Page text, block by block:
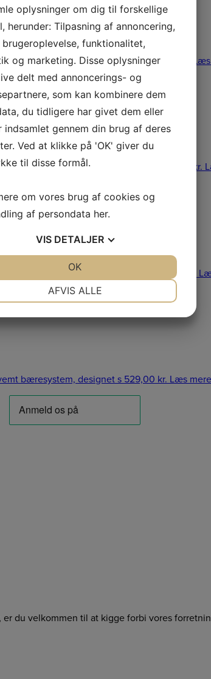
batteribælte med kom529,00
X-FLEX
bæresystem og giver profess kr.
ergonomisk, komfortabel og let s 699,00
bæresystem, designet s 529,00 kr. Læs mere
du velkommen til at kigge forbi vores
oplysninger om dig til forskellige
herunder: Tilpasning af annoncering,
brugeroplevelse, funktionalitet,
og marketing. Disse oplysninger
delt med annoncerings- og
som kan kombinere dem
du tidligere har givet dem eller
indsamlet gennem din brug af deres
Ved at klikke på 'OK' giver du
til disse formål.
om vores brug af cookies og
af persondata her.
VIS DETALJER
AFVIS ALLE
OK